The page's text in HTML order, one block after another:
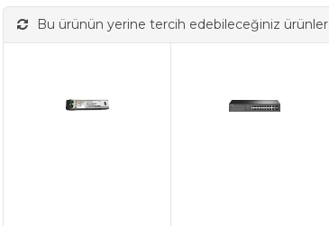
Bu ürünün yerine tercih edebileceğiniz ürünler